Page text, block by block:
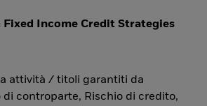
Fixed Income Credit Strategies
attività / titoli garantiti da
di controparte, Rischio di credito,